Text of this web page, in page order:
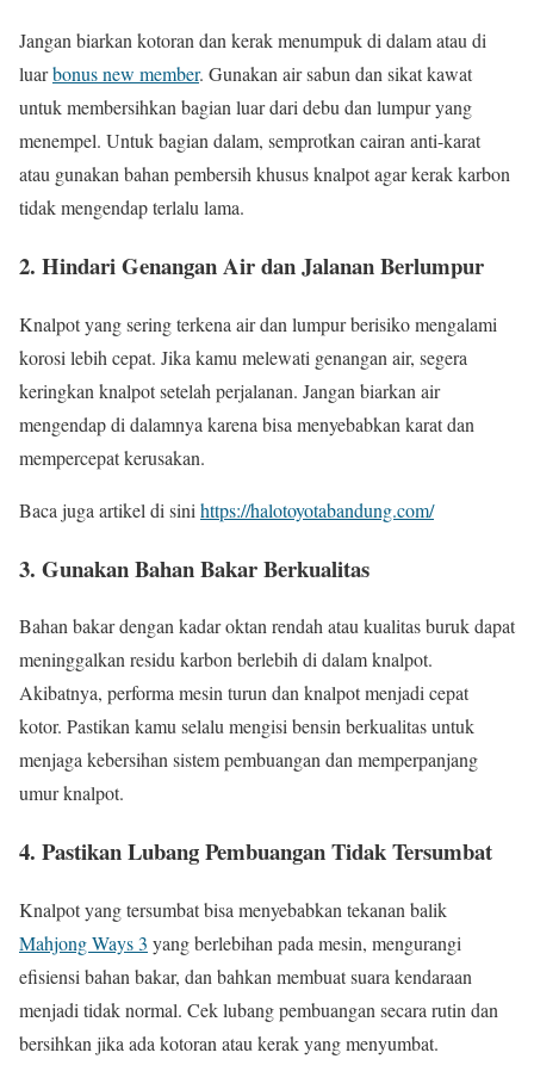
Jangan biarkan kotoran dan kerak menumpuk di dalam atau di
luarbonus new member. Gunakan air sabun dan sikat kawat
untuk membersihkan bagian luar dari debu dan lumpur yang
menempel. Untuk bagian dalam, semprotkan cairan anti-karat
atau gunakan bahan pembersih khusus knalpot agar kerak karbon
tidak mengendap terlalu lama.
2. Hindari Genangan Air dan Jalanan Berlumpur
Knalpot yang sering terkena air dan lumpur berisiko mengalami
korosi lebih cepat. Jika kamu melewati genangan air, segera
keringkan knalpot setelah perjalanan. Jangan biarkan air
mengendap di dalamnya karena bisa menyebabkan karat dan
mempercepat kerusakan.
Baca juga artikel di sini https://halotoyotabandung.com/
3. Gunakan Bahan Bakar Berkualitas
Bahan bakar dengan kadar oktan rendah atau kualitas buruk dapat
meninggalkan residu karbon berlebih di dalam knalpot.
Akibatnya, performa mesin turun dan knalpot menjadi cepat
kotor. Pastikan kamu selalu mengisi bensin berkualitas untuk
menjaga kebersihan sistem pembuangan dan memperpanjang
umur knalpot.
4. Pastikan Lubang Pembuangan Tidak Tersumbat
Knalpot yang tersumbat bisa menyebabkan tekanan balik
Mahjong Ways 3 yang berlebihan pada mesin, mengurangi
efisiensi bahan bakar, dan bahkan membuat suara kendaraan
menjadi tidak normal. Cek lubang pembuangan secara rutin dan
bersihkan jika ada kotoran atau kerak yang menyumbat.